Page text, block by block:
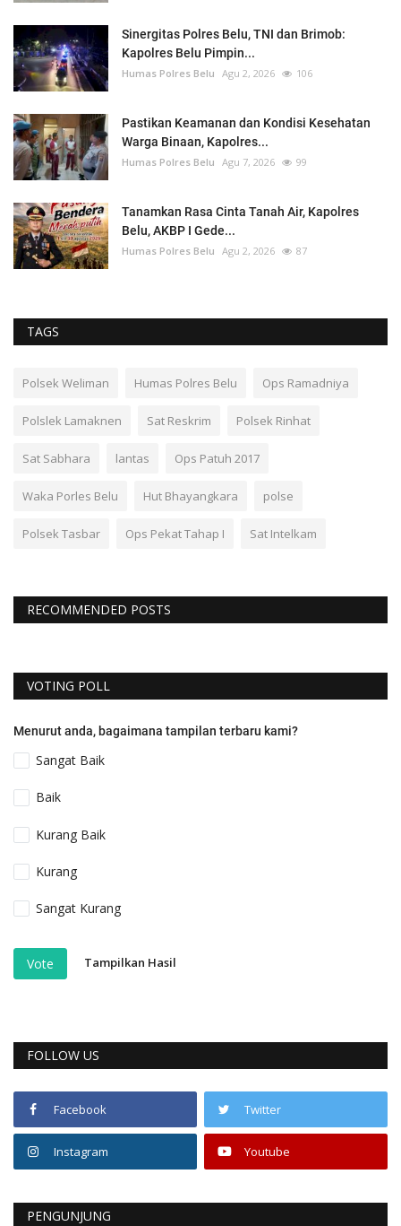
Sinergitas Polres Belu, TNI dan Brimob:
Kapolres Belu Pimpin...
Humas Polres Belu Agu 2, 2026 106
Pastikan Keamanan dan Kondisi Kesehatan
Warga Binaan, Kapolres...
Humas Polres Belu Agu 7, 2026 99
Tanamkan Rasa Cinta Tanah Air, Kapolres
Belu, AKBP I Gede...
Humas Polres Belu Agu 2, 2026 87
TAGS
Polsek Weliman Humas Polres Belu Ops Ramadniya
Polslek Lamaknen Sat Reskrim Polsek Rinhat
Sat Sabhara lantas Ops Patuh 2017
Waka Porles Belu Hut Bhayangkara polse
Polsek Tasbar Ops Pekat Tahap I Sat Intelkam
RECOMMENDED POSTS
VOTING POLL
Menurut anda, bagaimana tampilan terbaru kami?
Sangat Baik
Baik
Kurang Baik
Kurang
Sangat Kurang
Vote Tampilkan Hasil
FOLLOW US
Facebook Twitter
Instagram Youtube
PENGUNJUNG